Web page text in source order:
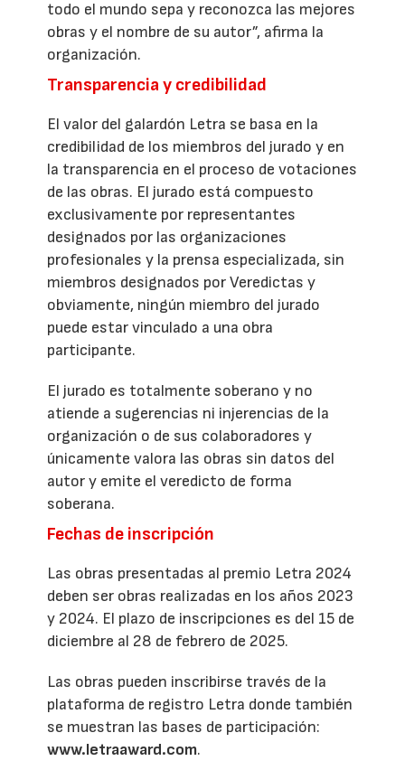
todo el mundo sepa y reconozca las mejores
obras y el nombre de su autor”, afirma la
organización.
Transparencia y credibilidad
El valor del galardón Letra se basa en la
credibilidad de los miembros del jurado y en
la transparencia en el proceso de votaciones
de las obras. El jurado está compuesto
exclusivamente por representantes
designados por las organizaciones
profesionales y la prensa especializada, sin
miembros designados por Veredictas y
obviamente, ningún miembro del jurado
puede estar vinculado a una obra
participante.
El jurado es totalmente soberano y no
atiende a sugerencias ni injerencias de la
organización o de sus colaboradores y
únicamente valora las obras sin datos del
autor y emite el veredicto de forma
soberana.
Fechas de inscripción
Las obras presentadas al premio Letra 2024
deben ser obras realizadas en los años 2023
y 2024. El plazo de inscripciones es del 15 de
diciembre al 28 de febrero de 2025.
Las obras pueden inscribirse través de la
plataforma de registro Letra donde también
se muestran las bases de participación:
www.letraaward.com.